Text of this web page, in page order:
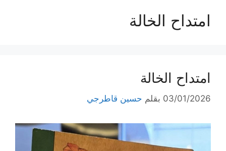
امتداح الخالة
امتداح الخالة
03/01/2026 بقلم حسين قاطرجي